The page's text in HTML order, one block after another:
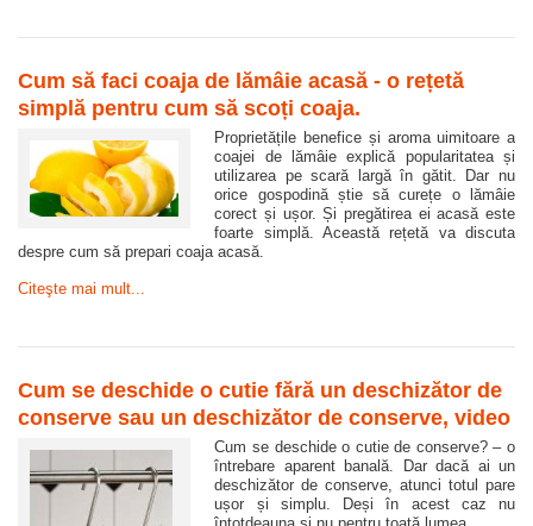
Cum să faci coaja de lămâie acasă - o rețetă
simplă pentru cum să scoți coaja.
Proprietățile benefice și aroma uimitoare a
coajei de lămâie explică popularitatea și
utilizarea pe scară largă în gătit. Dar nu
orice gospodină știe să curețe o lămâie
corect și ușor. Și pregătirea ei acasă este
foarte simplă. Această rețetă va discuta
despre cum să prepari coaja acasă.
Citeşte mai mult...
Cum se deschide o cutie fără un deschizător de
conserve sau un deschizător de conserve, video
Cum se deschide o cutie de conserve? – o
întrebare aparent banală. Dar dacă ai un
deschizător de conserve, atunci totul pare
ușor și simplu. Deși în acest caz nu